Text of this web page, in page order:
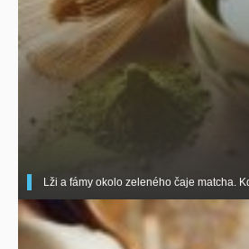
Lži a fámy okolo zeleného čaje matcha.